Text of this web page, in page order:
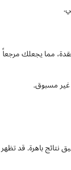
مما يجعلك مرجعاً
غير مسبوق.
نتائج باهرة. قد تظهر